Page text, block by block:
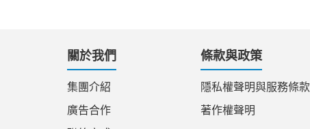
關於我們
集團介紹
廣告合作
條款與政策
隱私權聲明與服務條款
著作權聲明